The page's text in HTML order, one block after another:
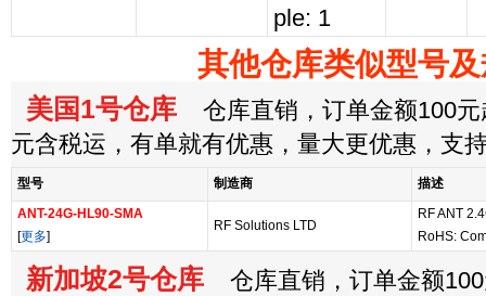
ple: 1
其他仓库类似型号
美国1号仓库 仓库直销，订单金额100元
元含税运，有单就有优惠，量大更优惠，支
型号 制造商
描述
ANT-24G-HL90-SMA
[更多]
RF Solutions LTD
RF ANT
RoHS:
新加坡2号仓库 仓库直销，订单金额